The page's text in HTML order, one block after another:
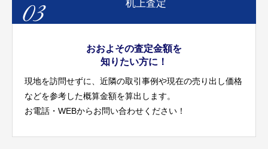
03 机上査定
おおよその査定金額を
知りたい方に！
現地を訪問せずに、近隣の取引事例や現在の売り出し価格
などを参考した概算金額を算出します。
お電話・WEBからお問い合わせください！